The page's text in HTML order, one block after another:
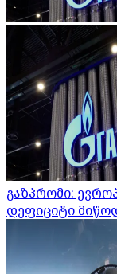
გაზპრომი:
დეფიციტი